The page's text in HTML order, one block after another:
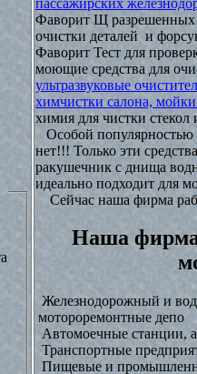
Фаворит Щ
очистки деталей и
Фаворит Тест для
моющие средства для
ультразвуковые
химчистки салона,
химия для чистки стекол
Особой популярностью
нет!!! Только эти
ракушечник с днища
идеально подходит для
Сейчас наша фирма
Наша фирма
Железнодорожный и
мотороремонтные депо
Автомоечные станции,
Транспортные
Пищевые и